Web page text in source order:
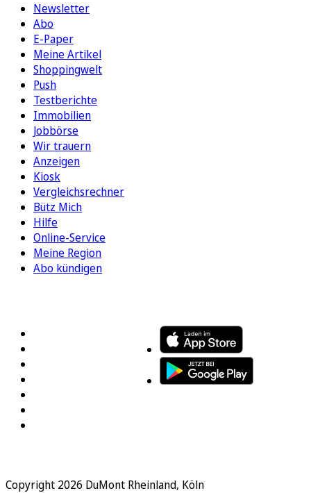
Newsletter
Abo
E-Paper
Meine Artikel
Shoppingwelt
Push
Testberichte
Immobilien
Jobbörse
Wir trauern
Anzeigen
Kiosk
Vergleichsrechner
Bütz Mich
Hilfe
Online-Service
Meine Region
Abo kündigen
Copyright 2026 DuMont Rheinland, Köln